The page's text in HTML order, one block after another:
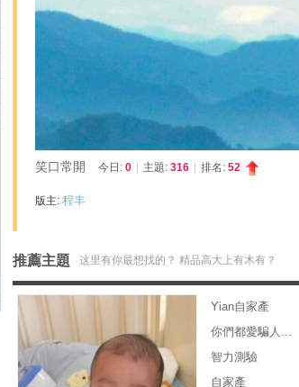
笑口常開 今日: 0 主題: 316 排名: 52
版主: 程丰
推薦主題 这里有你最想找的？ 精品高大上有木有？
Yian自家產
你們都愛騙人...
智力測驗
自家產